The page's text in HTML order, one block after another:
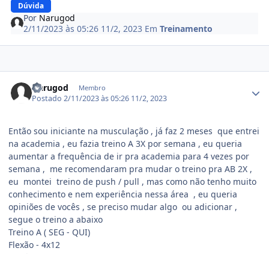
Dúvida
Por Narugod
2/11/2023 às 05:26 11/2, 2023 EmTreinamento
Narugod Membro
Postado2/11/2023 às 05:26 11/2, 2023
Então sou iniciante na musculação , já faz 2 meses que entrei
na academia , eu fazia treino A 3X por semana , eu queria
aumentar a frequência de ir pra academia para 4 vezes por
semana , me recomendaram pra mudar o treino pra AB 2X ,
eu montei treino de push / pull , mas como não tenho muito
conhecimento e nem experiência nessa área , eu queria
opiniões de vocês , se preciso mudar algo ou adicionar ,
segue o treino a abaixo
Treino A ( SEG - QUI)
Flexão - 4x12